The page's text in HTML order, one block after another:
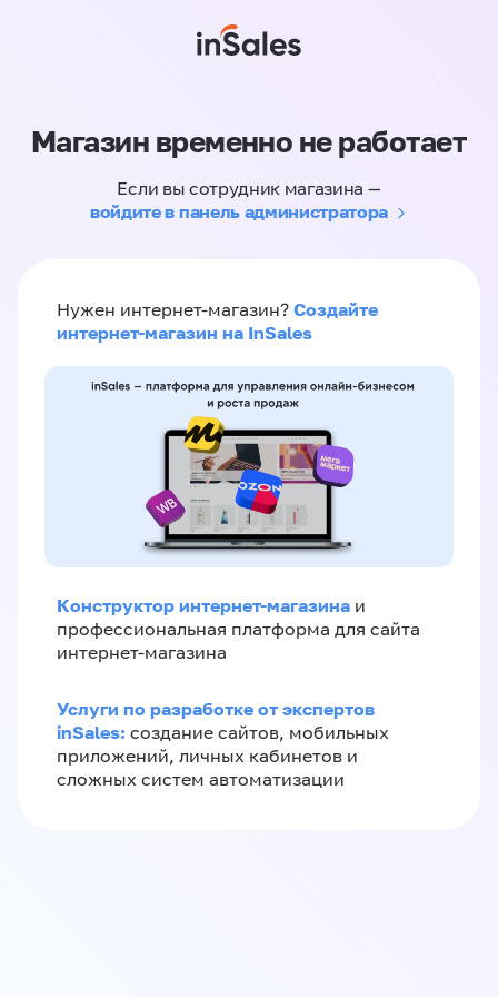
Магазин временно не работает
Если вы сотрудник магазина —
войдите в панель администратора
Нужен интернет-магазин? Создайте
интернет-магазин на InSales
Конструктор интернет-магазина и
профессиональная платформа для сайта
интернет-магазина
Услуги по разработке от экспертов
inSales: создание сайтов, мобильных
приложений, личных кабинетов и
сложных систем автоматизации